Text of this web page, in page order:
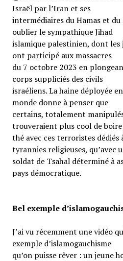
Israël par l’Iran et ses
intermédiaires du Hamas et du
oublier le sympathique Jihad
islamique palestinien, dont les
ont participé aux massacres
du 7 octobre 2023 en
corps suppliciés des civils
israéliens. La haine déployée
monde donne à penser que
certains, totalement
trouveraient plus cool de
thé avec ces terroristes dédiés
tyrannies religieuses, qu’avec
soldat de Tsahal déterminé à
pays démocratique.
Bel exemple
J’ai vu récemment une vidéo
exemple d’islamogauchisme
qu’on puisse rêver : un jeune